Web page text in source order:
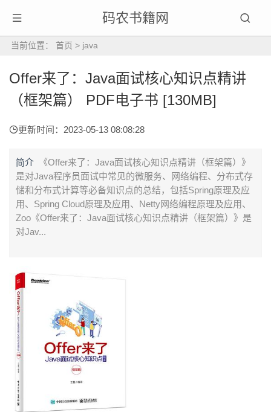
码农书籍网
当前位置： 首页 > java
Offer来了：Java面试核心知识点精讲
（框架篇） PDF电子书 [130MB]
更新时间：2023-05-13 08:08:28
简介
《Offer来了：Java面试核心知识点精讲（框架篇）》
是对Java程序员面试中常见的微服务、网络编程、分布式存
储和分布式计算等必备知识点的总结，包括Spring原理及应
用、Spring Cloud原理及应用、Netty网络编程原理及应用、
Zoo《Offer来了：Java面试核心知识点精讲（框架篇）》是
对Jav...